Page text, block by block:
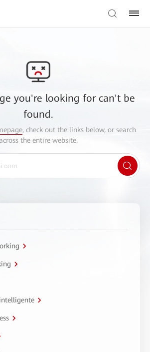
you're looking for can't be
found.
, check out the links below, or search
the entire website.